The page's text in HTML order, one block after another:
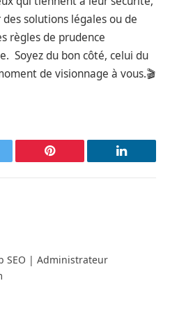
solutions légales ou de
règles de prudence
Soyez du bon côté, celui du
de visionnage à vous.🎬
Pinterest LinkedIn
SEO | Administrateur